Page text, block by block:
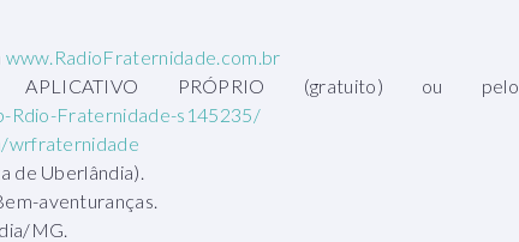
www.RadioFraternidade.com.br
PRÓPRIO (gratuito) ou pelo
Rdio-Fraternidade-s145235/
wrfraternidade
de Uberlândia).
aventuranças.
MG.